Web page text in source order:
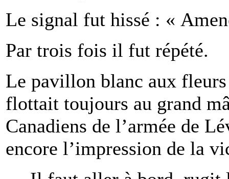
Le signal fut hissé : «
Par trois fois il fut répété.
Le pavillon blanc aux
flottait toujours au grand
Canadiens de l’armée de
encore l’impression de la